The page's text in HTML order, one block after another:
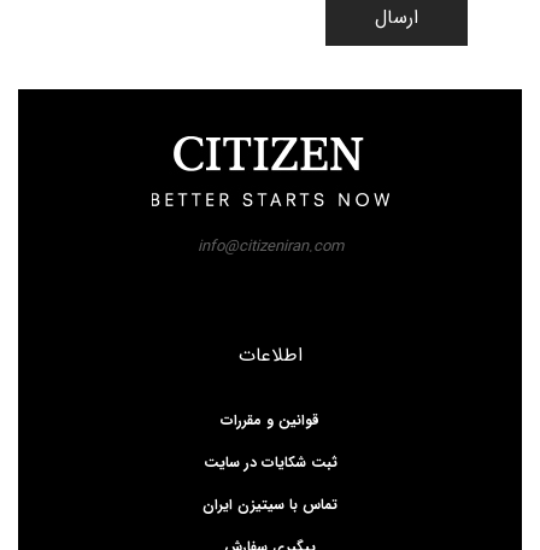
ارسال
info@citizeniran.com
اطلاعات
قوانین و مقررات
ثبت شکایات در سایت
تماس با سیتیزن ایران